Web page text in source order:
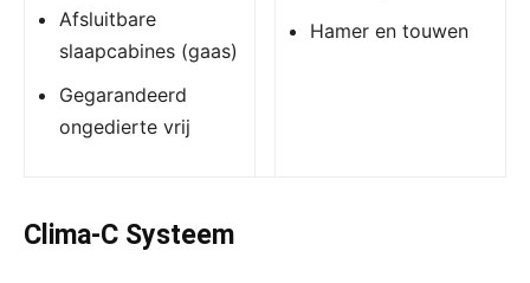
Afsluitbare
slaapcabines (gaas)
Gegarandeerd
ongedierte vrij
Hamer en touwen
Clima-C Systeem